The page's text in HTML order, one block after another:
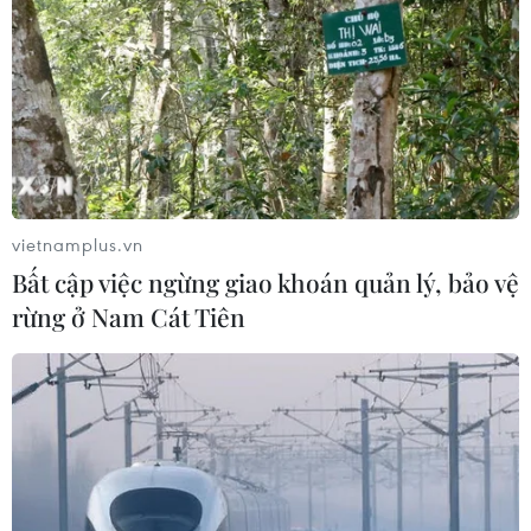
#Thời trang bền vững và di sản Việt Nam
#Chương trình Vietnam International Fashion Week
#Nhà thiết kế trẻ và sáng tạo mới
#Phong cách thời trang cá nhân và tự do thể hiện
#Thời trang truyền thống và hiện đại kết hợp
#Thúc đẩy thời trang Việt Nam hội nhập quốc tế
vietnamplus.vn
Bất cập việc ngừng giao khoán quản lý, bảo vệ
rừng ở Nam Cát Tiên